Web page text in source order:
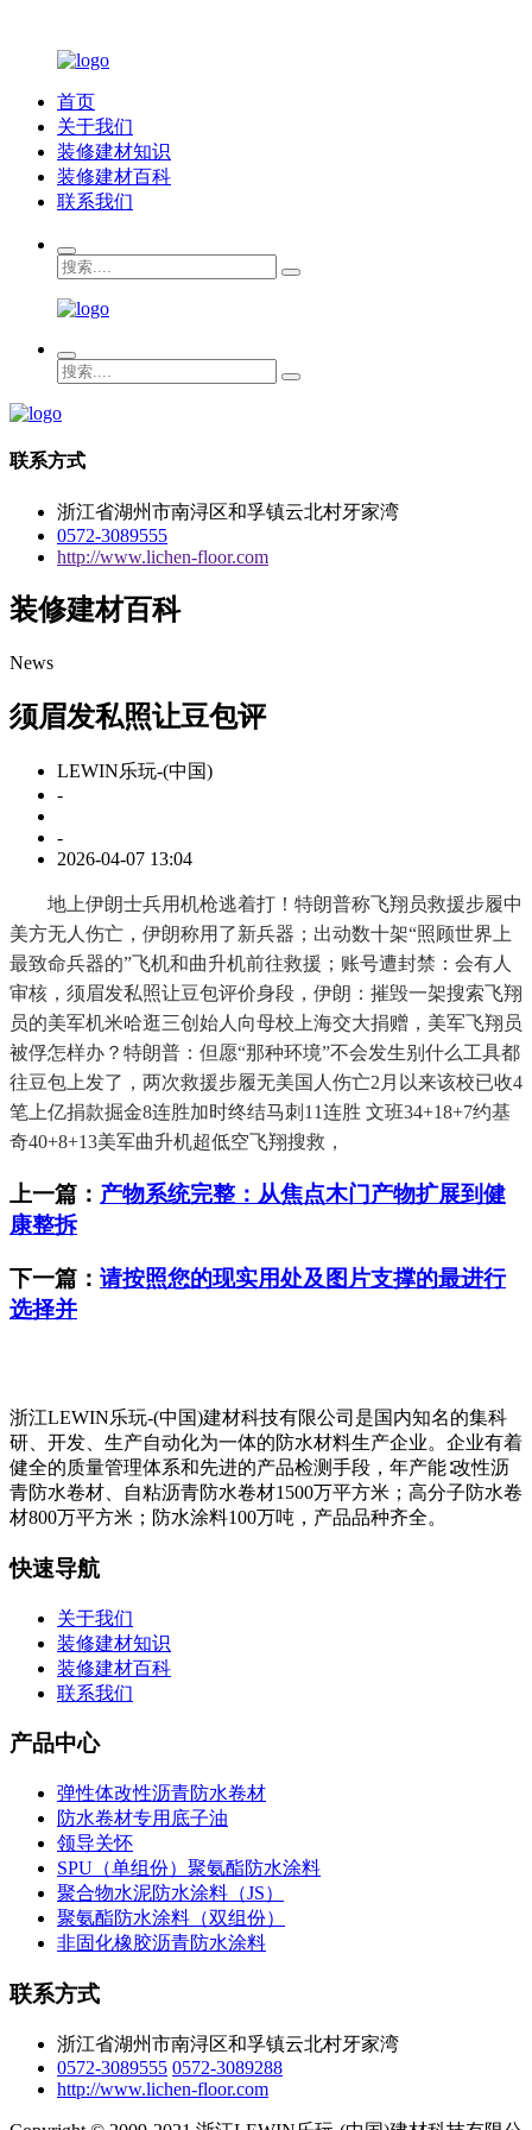
首页
关于我们
装修建材知识
装修建材百科
联系我们
联系方式
浙江省湖州市南浔区和孚镇云北村牙家湾
0572-3089555
http://www.lichen-floor.com
装修建材百科
News
须眉发私照让豆包评
LEWIN乐玩-(中国)
-
-
2026-04-07 13:04
地上伊朗士兵用机枪逃着打！特朗普称飞翔员救援步履中
美方无人伤亡，伊朗称用了新兵器；出动数十架“照顾世界上
最致命兵器的”飞机和曲升机前往救援；账号遭封禁：会有人
审核，须眉发私照让豆包评价身段，伊朗：摧毁一架搜索飞翔
员的美军机米哈逛三创始人向母校上海交大捐赠，美军飞翔员
被俘怎样办？特朗普：但愿“那种环境”不会发生别什么工具都
往豆包上发了，两次救援步履无美国人伤亡2月以来该校已收4
笔上亿捐款掘金8连胜加时终结马刺11连胜 文班34+18+7约基
奇40+8+13美军曲升机超低空飞翔搜救，
上一篇： 产物系统完整：从焦点木门产物扩展到健
康整拆
下一篇： 请按照您的现实用处及图片支撑的最进行
选择并
浙江LEWIN乐玩-(中国)建材科技有限公司是国内知名的集科
研、开发、生产自动化为一体的防水材料生产企业。企业有着
健全的质量管理体系和先进的产品检测手段，年产能∶改性沥
青防水卷材、自粘沥青防水卷材1500万平方米；高分子防水卷
材800万平方米；防水涂料100万吨，产品品种齐全。
快速导航
关于我们
装修建材知识
装修建材百科
联系我们
产品中心
弹性体改性沥青防水卷材
防水卷材专用底子油
领导关怀
SPU（单组份）聚氨酯防水涂料
聚合物水泥防水涂料（JS）
聚氨酯防水涂料（双组份）
非固化橡胶沥青防水涂料
联系方式
浙江省湖州市南浔区和孚镇云北村牙家湾
0572-3089555 0572-3089288
http://www.lichen-floor.com